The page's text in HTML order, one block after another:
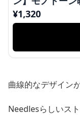
ラックデザイン
¥1,320
曲線的なデザイン
Needlesらしいス